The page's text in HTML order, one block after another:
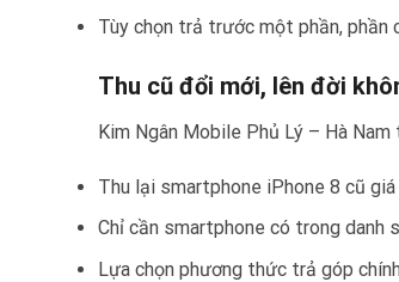
Tùy chọn trả trước một phần, phần
Thu cũ đổi mới, lên đời
Kim Ngân Mobile Phủ Lý – Hà
Thu lại smartphone iPhone 8 cũ
Chỉ cần smartphone có trong danh
Lựa chọn phương thức trả góp